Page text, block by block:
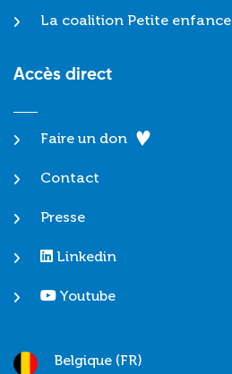
La coalition Petite enfance
Accès direct
Faire un don
Contact
Presse
Linkedin
Youtube
Belgique (FR)